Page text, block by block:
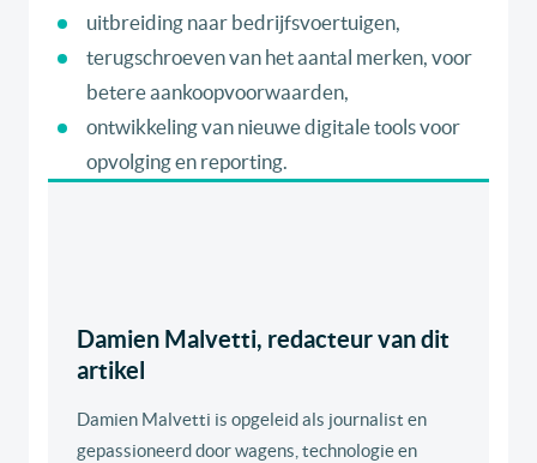
uitbreiding naar bedrijfsvoertuigen,
terugschroeven van het aantal merken, voor
betere aankoopvoorwaarden,
ontwikkeling van nieuwe digitale tools voor
opvolging en reporting.
Damien Malvetti, redacteur van dit
artikel
Damien Malvetti is opgeleid als journalist en
gepassioneerd door wagens, technologie en